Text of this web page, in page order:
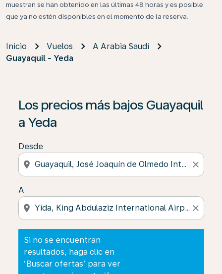
muestran se han obtenido en las últimas 48 horas y es posible
que ya no estén disponibles en el momento de la reserva.
Inicio Vuelos
A Arabia Saudí
Guayaquil - Yeda
Los precios más bajos Guayaquil
a Yeda
Desde
location_on close
A
location_on close
Si no se encuentran
resultados, haga clic en
‘Buscar ofertas’ para ver
Si no se encuentran resultados, haga clic en ‘Buscar